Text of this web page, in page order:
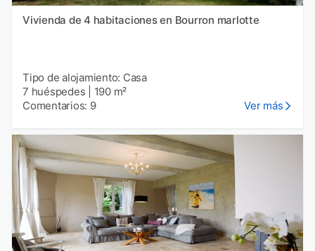
Vivienda de 4 habitaciones en Bourron marlotte
Tipo de alojamiento: Casa
7 huéspedes
190 m²
Comentarios: 9
Ver más